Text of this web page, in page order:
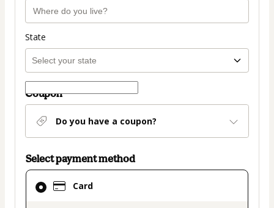
State
Coupon
Do you have a coupon?
Select payment method
Card
Card
selected